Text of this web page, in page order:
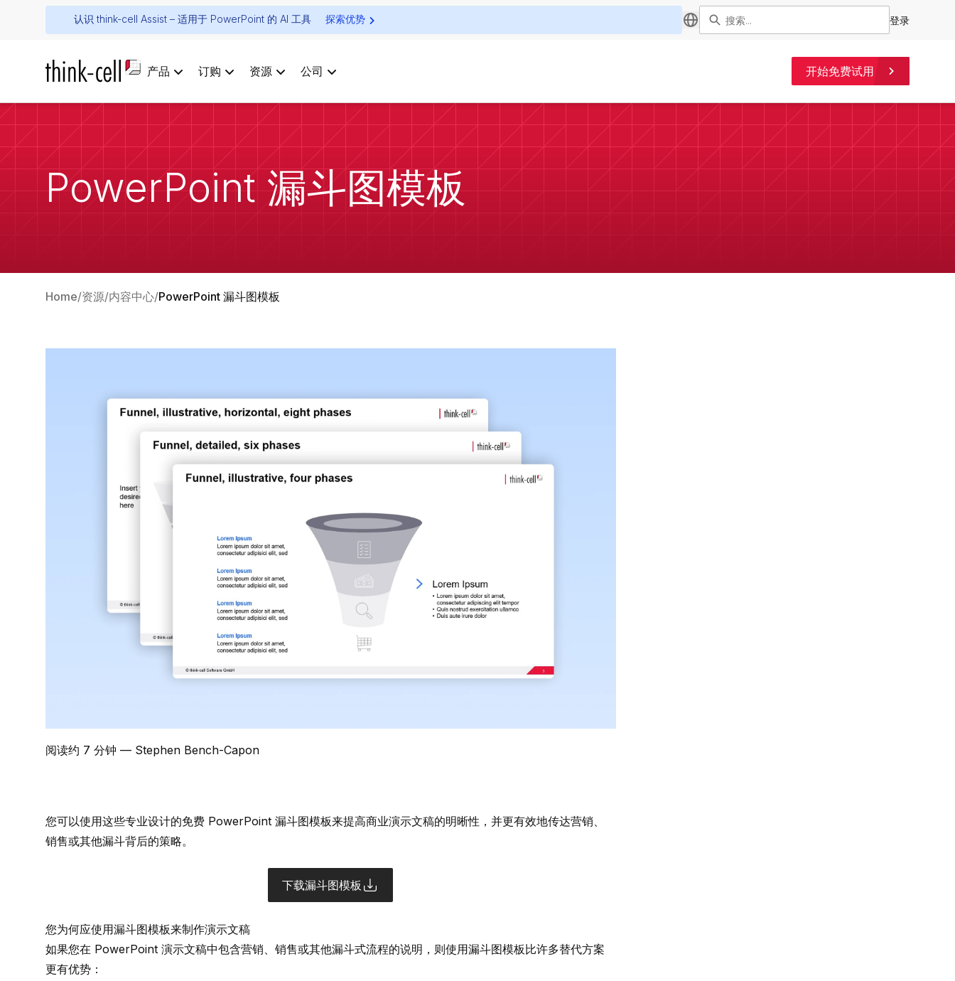
认识 think-cell Assist – 适用于 PowerPoint 的 AI 工具 探索优势 登录
产品 订购 资源 公司 开始免费试用
PowerPoint 漏斗图模板
Home 资源 内容中心 PowerPoint 漏斗图模板
阅读约 7 分钟 — Stephen Bench-Capon
您可以使用这些专业设计的免费 PowerPoint 漏斗图模板来提高商业演示文稿的明晰性，并更有效地传达营销、
销售或其他漏斗背后的策略。
下载漏斗图模板
您为何应使用漏斗图模板来制作演示文稿
如果您在 PowerPoint 演示文稿中包含营销、销售或其他漏斗式流程的说明，则使用漏斗图模板比许多替代方案
更有优势：